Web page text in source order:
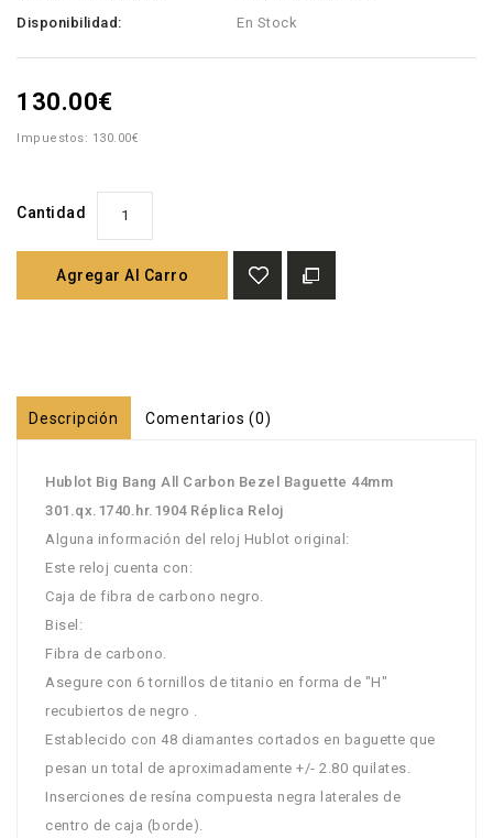
Disponibilidad:
En Stock
130.00€
Impuestos: 130.00€
Cantidad
Agregar Al Carro
Descripción Comentarios (0)
Hublot Big Bang All Carbon Bezel Baguette 44mm
301.qx.1740.hr.1904 Réplica Reloj
Alguna información del reloj Hublot original:
Este reloj cuenta con:
Caja de fibra de carbono negro.
Bisel:
Fibra de carbono.
Asegure con 6 tornillos de titanio en forma de "H"
recubiertos de negro .
Establecido con 48 diamantes cortados en baguette que
pesan un total de aproximadamente +/- 2.80 quilates.
Inserciones de resína compuesta negra laterales de
centro de caja (borde).